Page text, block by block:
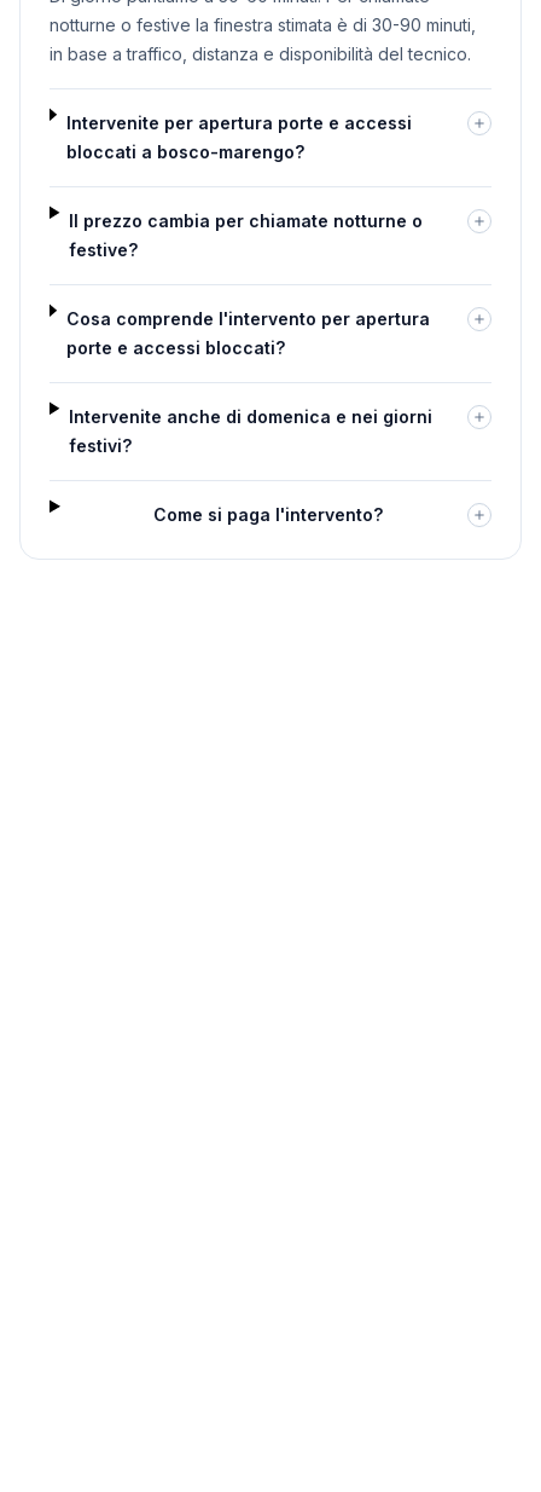
notturne o festive la finestra stimata è di 30-90 minuti,
in base a traffico, distanza e disponibilità del tecnico.
Intervenite per apertura porte e accessi
bloccati a bosco-marengo?
Il prezzo cambia per chiamate notturne o
festive?
Cosa comprende l'intervento per apertura
porte e accessi bloccati?
Intervenite anche di domenica e nei giorni
festivi?
Come si paga l'intervento?